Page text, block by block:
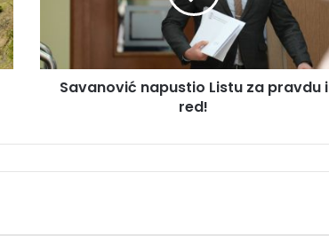
i
ć
u
L
Savanović napustio Listu za pravdu i
red!